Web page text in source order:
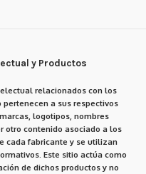
y Productos
relacionados con los
a sus respectivos
logotipos, nombres
otro contenido asociado a los
cada fabricante y se utilizan
Este sitio actúa como
de dichos productos y no